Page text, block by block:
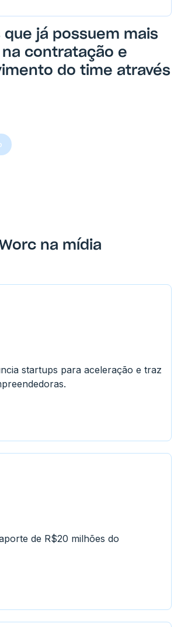
que já possuem mais
contratação e
do time através
na mídia
startups para aceleração e traz
de R$20 milhões do